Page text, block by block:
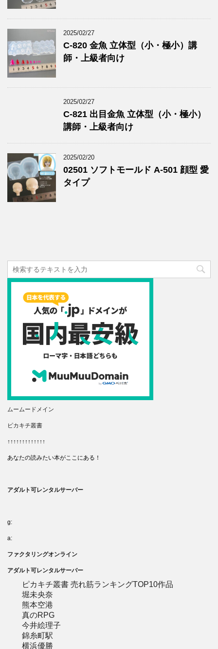
2025/02/27
C-820 金魚 立体型（小・極小）講
師・上級者向け
2025/02/27
C-821 出目金魚 立体型（小・極小）
講師・上級者向け
2025/02/20
02501 ソフトモールド A-501 顔型 愛
タイプ
ムームードメイン
ピカキチ叢書
↑↑↑↑↑↑↑↑↑↑↑↑↑
あなたの読みたい本がここにある！
アダルト可レンタルサーバー
g:
a:
ファクタリングオンライン
アダルト可レンタルサーバー
ピカキチ叢書 売れ筋ランキングTOP10作品
堀未央奈
熊本空港
真のRPG
今井絵理子
錦糸町駅
横浜優勝